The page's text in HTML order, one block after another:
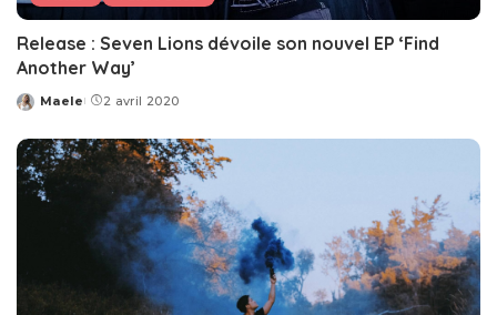
Release : Seven Lions dévoile son nouvel EP ‘Find
Another Way’
Posted
Maele 2 avril 2020